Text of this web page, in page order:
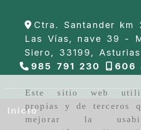
Este sitio web
propias y de terceros
mejorar la
Ctra. Santander km
Las Vías, nave 39 -
Siero, 33199, Asturias
985 791 230
606
Inicio